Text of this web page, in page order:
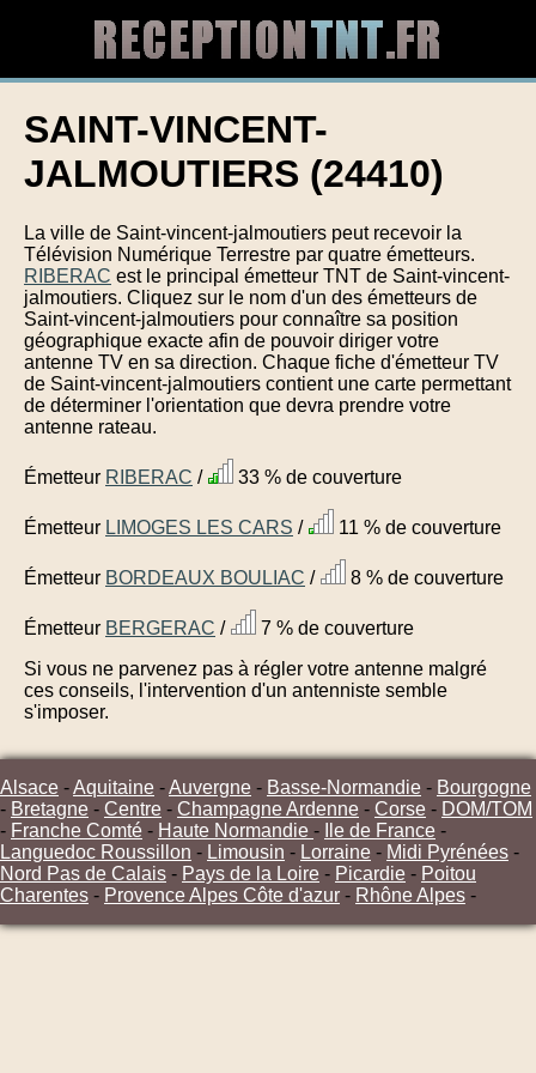
SAINT-VINCENT-
JALMOUTIERS (24410)
La ville de Saint-vincent-jalmoutiers peut recevoir la
Télévision Numérique Terrestre par quatre émetteurs.
RIBERAC est le principal émetteur TNT de Saint-vincent-
jalmoutiers. Cliquez sur le nom d'un des émetteurs de
Saint-vincent-jalmoutiers pour connaître sa position
géographique exacte afin de pouvoir diriger votre
antenne TV en sa direction. Chaque fiche d'émetteur TV
de Saint-vincent-jalmoutiers contient une carte permettant
de déterminer l'orientation que devra prendre votre
antenne rateau.
Émetteur RIBERAC / 33 % de couverture
Émetteur LIMOGES LES CARS / 11 % de couverture
Émetteur BORDEAUX BOULIAC / 8 % de couverture
Émetteur BERGERAC /
7 % de couverture
Si vous ne parvenez pas à régler votre antenne malgré
ces conseils, l'intervention d'un antenniste semble
s'imposer.
Alsace -Aquitaine -Auvergne - Basse-Normandie - Bourgogne
- Bretagne - Centre - Champagne Ardenne - Corse - DOM/TOM
- Franche Comté - Haute Normandie - Ile de France -
Languedoc Roussillon - Limousin - Lorraine - Midi Pyrénées -
Nord Pas de Calais - Pays de la Loire - Picardie - Poitou
Charentes - Provence Alpes Côte d'azur - Rhône Alpes -